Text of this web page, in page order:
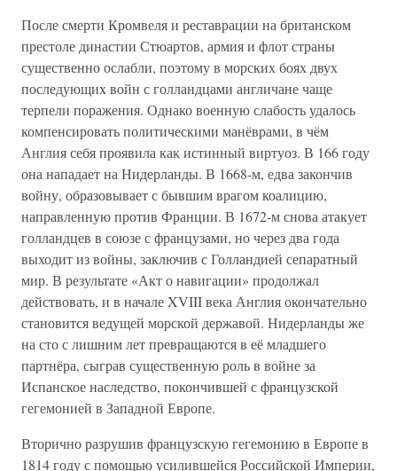
После смерти Кромвеля и реставрации на британском
престоле династии Стюартов, армия и флот страны
существенно ослабли, поэтому в морских боях двух
последующих войн с голландцами англичане чаще
терпели поражения. Однако военную слабость удалось
компенсировать политическими манёврами, в чём
Англия себя проявила как истинный виртуоз. В 166 году
она нападает на Нидерланды. В 1668-м, едва закончив
войну, образовывает с бывшим врагом коалицию,
направленную против Франции. В 1672-м снова атакует
голландцев в союзе с французами, но через два года
выходит из войны, заключив с Голландией сепаратный
мир. В результате «Акт о навигации» продолжал
действовать, и в начале XVIII века Англия окончательно
становится ведущей морской державой. Нидерланды же
на сто с лишним лет превращаются в её младшего
партнёра, сыграв существенную роль в войне за
Испанское наследство, покончившей с французской
гегемонией в Западной Европе.
Вторично разрушив французскую гегемонию в Европе в
1814 году с помощью усилившейся Российской Империи,